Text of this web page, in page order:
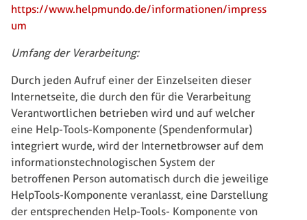
https://www.helpmundo.de/informationen/impress
um
Umfang der Verarbeitung:
Durch jeden Aufruf einer der Einzelseiten dieser
Internetseite, die durch den für die Verarbeitung
Verantwortlichen betrieben wird und auf welcher
eine Help-Tools-Komponente (Spendenformular)
integriert wurde, wird der Internetbrowser auf dem
informationstechnologischen System der
betroffenen Person automatisch durch die jeweilige
HelpTools-Komponente veranlasst, eine Darstellung
der entsprechenden Help-Tools- Komponente von